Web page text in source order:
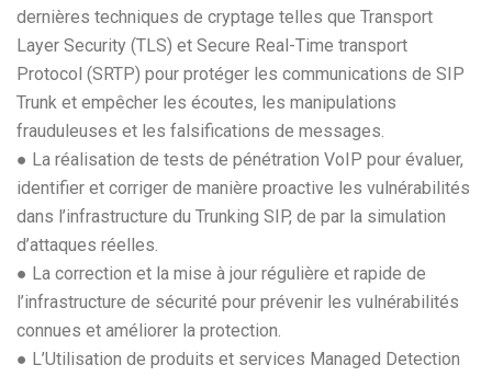
dernières techniques de cryptage telles que Transport
Layer Security (TLS) et Secure Real-Time transport
Protocol (SRTP) pour protéger les communications de SIP
Trunk et empêcher les écoutes, les manipulations
frauduleuses et les falsifications de messages.
● La réalisation de tests de pénétration VoIP pour évaluer,
identifier et corriger de manière proactive les vulnérabilités
dans l’infrastructure du Trunking SIP, de par la simulation
d’attaques réelles.
● La correction et la mise à jour régulière et rapide de
l’infrastructure de sécurité pour prévenir les vulnérabilités
connues et améliorer la protection.
● L’Utilisation de produits et services Managed Detection